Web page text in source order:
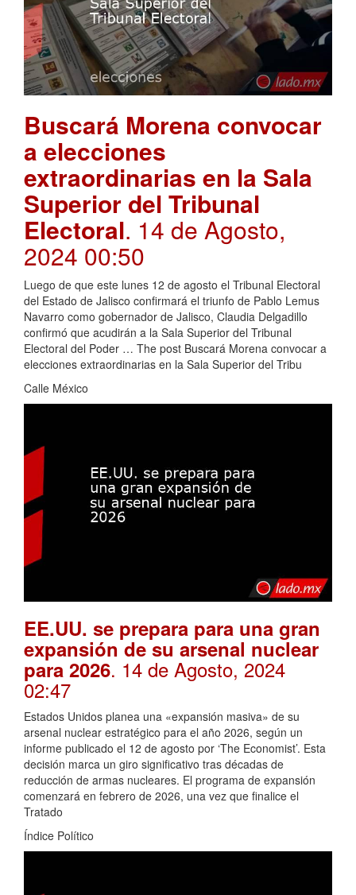
Buscará Morena convocar
a elecciones
extraordinarias en la Sala
Superior del Tribunal
Electoral. 14 de Agosto,
2024 00:50
Luego de que este lunes 12 de agosto el Tribunal Electoral
del Estado de Jalisco confirmará el triunfo de Pablo Lemus
Navarro como gobernador de Jalisco, Claudia Delgadillo
confirmó que acudirán a la Sala Superior del Tribunal
Electoral del Poder … The post Buscará Morena convocar a
elecciones extraordinarias en la Sala Superior del Tribu
Calle México
EE.UU. se prepara para una gran
expansión de su arsenal nuclear
para 2026. 14 de Agosto, 2024
02:47
Estados Unidos planea una «expansión masiva» de su
arsenal nuclear estratégico para el año 2026, según un
informe publicado el 12 de agosto por ‘The Economist’. Esta
decisión marca un giro significativo tras décadas de
reducción de armas nucleares. El programa de expansión
comenzará en febrero de 2026, una vez que finalice el
Tratado
Índice Político